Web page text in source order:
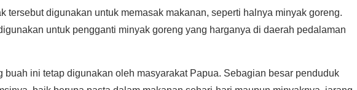
tersebut digunakan untuk memasak makanan, seperti halnya minyak goreng.
untuk pengganti minyak goreng yang harganya di daerah pedalaman
buah ini tetap digunakan oleh masyarakat Papua. Sebagian besar penduduk